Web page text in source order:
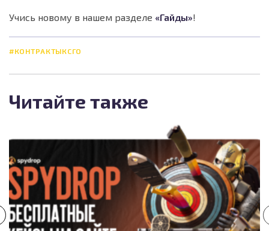
Учись новому в нашем разделе «Гайды»!
#КОНТРАКТЫКСГО
Читайте также